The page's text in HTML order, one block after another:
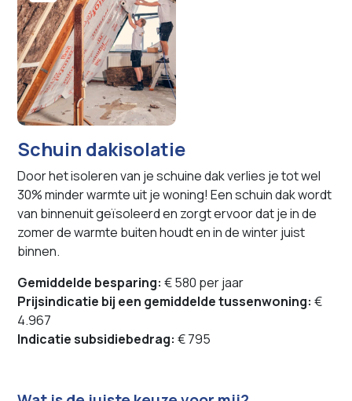
Schuin dakisolatie
Door het isoleren van je schuine dak verlies je tot wel
30% minder warmte uit je woning! Een schuin dak wordt
van binnenuit geïsoleerd en zorgt ervoor dat je in de
zomer de warmte buiten houdt en in de winter juist
binnen.
Gemiddelde besparing: € 580 per jaar
Prijsindicatie bij een gemiddelde tussenwoning: €
4.967
Indicatie subsidiebedrag: € 795